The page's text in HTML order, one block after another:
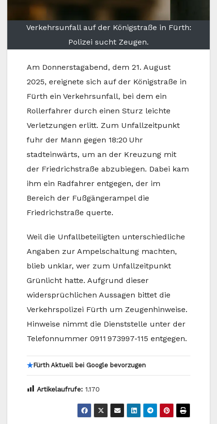
Verkehrsunfall auf der Königstraße in Fürth:
Polizei sucht Zeugen.
Am Donnerstagabend, dem 21. August
2025, ereignete sich auf der Königstraße in
Fürth ein Verkehrsunfall, bei dem ein
Rollerfahrer durch einen Sturz leichte
Verletzungen erlitt. Zum Unfallzeitpunkt
fuhr der Mann gegen 18:20 Uhr
stadteinwärts, um an der Kreuzung mit
der Friedrichstraße abzubiegen. Dabei kam
ihm ein Radfahrer entgegen, der im
Bereich der Fußgängerampel die
Friedrichstraße querte.
Weil die Unfallbeteiligten unterschiedliche
Angaben zur Ampelschaltung machten,
blieb unklar, wer zum Unfallzeitpunkt
Grünlicht hatte. Aufgrund dieser
widersprüchlichen Aussagen bittet die
Verkehrspolizei Fürth um Zeugenhinweise.
Hinweise nimmt die Dienststelle unter der
Telefonnummer 0911 973997‑115 entgegen.
★Fürth Aktuell bei Google bevorzugen
Artikelaufrufe: 1.170